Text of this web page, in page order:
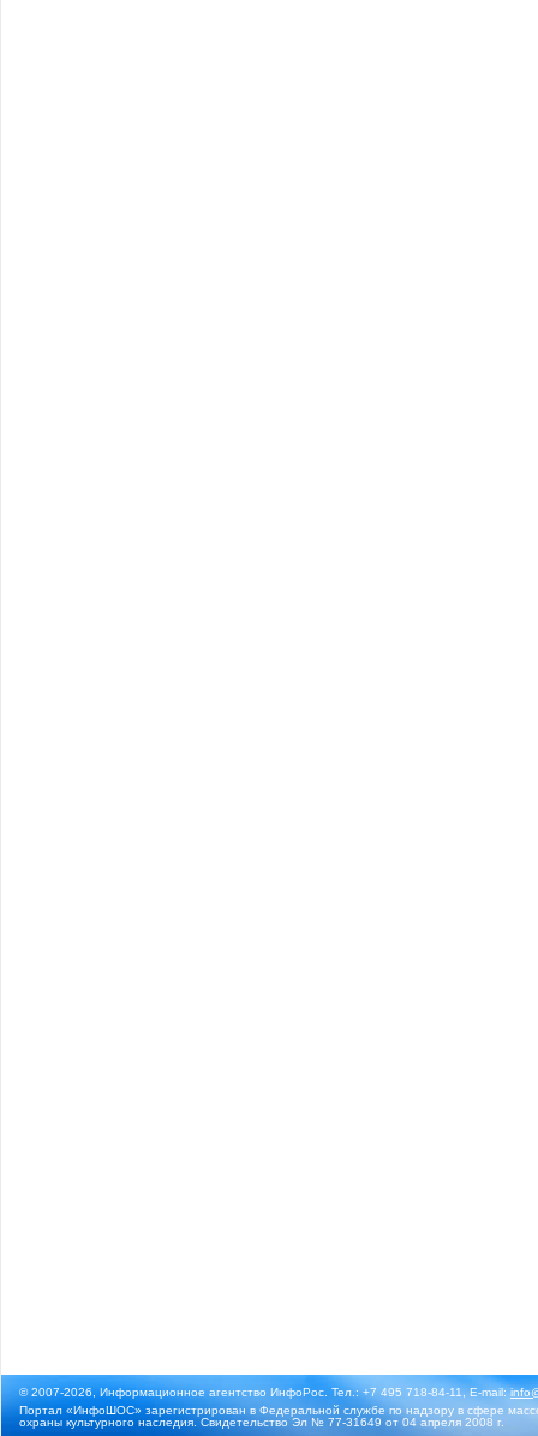
© 2007-2026, Информационное агентство ИнфоРос. Тел.: +7 495 718-84-11, E-mail:
Портал «ИнфоШОС» зарегистрирован в Федеральной службе по надзору в сфере
охраны культурного наследия. Свидетельство Эл № 77-31649 от 04 апреля 2008 г.